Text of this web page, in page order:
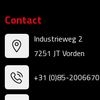
Wijnglazen
Koffieglazen
Theeglazen
Kopjes & Mokken
Contact
Industrieweg 2
7251 JT Vorden
+31 (0)85-2006670